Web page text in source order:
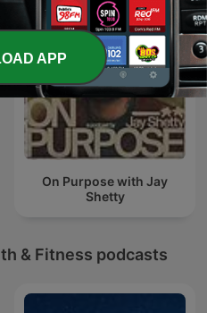
On Purpose with Jay
Shetty
& Fitness podcasts
APP